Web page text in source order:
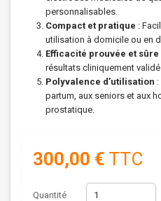
personnalisables.
Compact et pratique :
utilisation à domicile ou en
Efficacité prouvée et sûre
résultats cliniquement
Polyvalence d’utilisation
partum, aux seniors et aux
prostatique.
300,00 € TTC
Quantité